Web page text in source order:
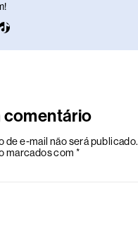
comentário
de e-mail não será publicado.
marcados com *